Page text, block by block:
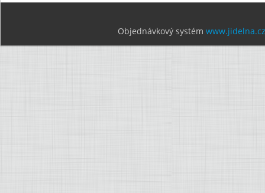
Objednávkový systém www.jidelna.cz